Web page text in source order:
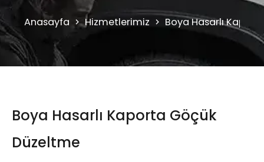
Kampanyalar
Randevu Al
Anasayfa Hizmetlerimiz Boya Hasarlı
Boya Hasarlı Kaporta Göçük
Düzeltme